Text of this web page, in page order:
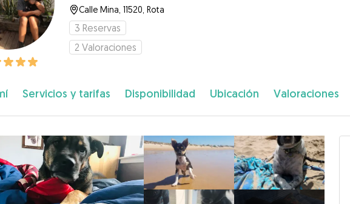
Calle Mina, 11520, Rota
3 Reservas
2 Valoraciones
Servicios y tarifas Disponibilidad Ubicación Valoraciones